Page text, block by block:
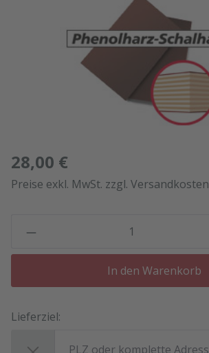
28,00 €
Preise exkl. MwSt. zzgl. Versandkosten
In den Warenkorb
Lieferziel: